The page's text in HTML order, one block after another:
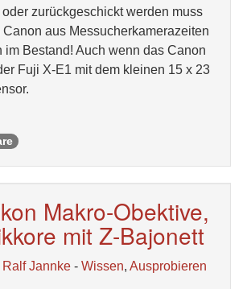
zurückgeschickt werden muss
aus Messucherkamerazeiten
im Bestand! Auch wenn das Canon
Fuji X-E1 mit dem kleinen 15 x 23
Makro-Obektive,
mit Z-Bajonett
Ralf Jannke - Wissen, Ausprobieren